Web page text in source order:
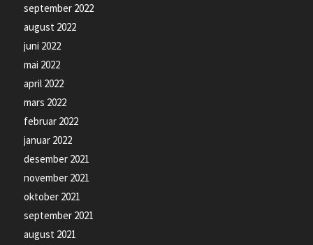
september 2022
august 2022
juni 2022
mai 2022
april 2022
mars 2022
februar 2022
januar 2022
desember 2021
november 2021
oktober 2021
september 2021
august 2021